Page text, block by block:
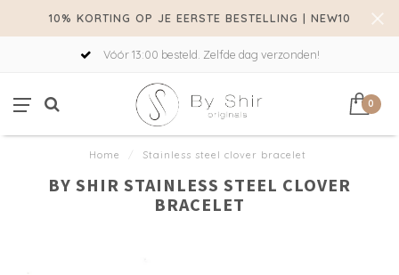
10% KORTING OP JE EERSTE BESTELLING | NEW10
Vóór 13:00 besteld. Zelfde dag verzonden!
0
Home / Stainless steel clover bracelet
BY SHIR STAINLESS STEEL CLOVER
BRACELET